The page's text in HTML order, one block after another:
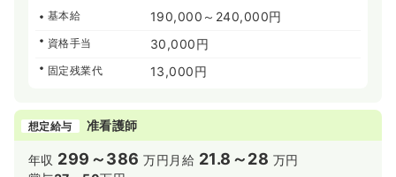
基本給 190,000～240,000円
資格手当 30,000円
固定残業代 13,000円
想定給与 准看護師
年収 299～386 万円 月給 21.8～28 万円